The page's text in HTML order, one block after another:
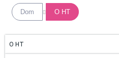
Dom O HT
O HT